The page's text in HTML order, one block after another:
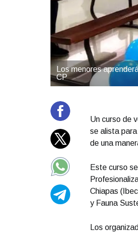
Los menores
CP
Un curso de
se alista
de una
Este curso
Chiapas
y Fauna
Los